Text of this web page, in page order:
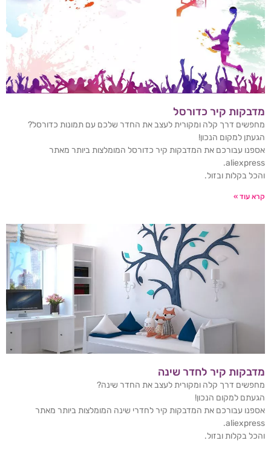
מדבקות קיר כדורסל
מחפשים דרך קלה ומקורית לעצב את החדר שלכם עם תמונות כדורסל?
הגעתן למקום הנכון!
אספנו עבורכם את המדבקות קיר כדורסל המומלצות ביותר מאתר
aliexpress.
והכל בקלות ובזול.
קרא עוד »
מדבקות קיר לחדר שינה
מחפשים דרך קלה ומקורית לעצב את החדר שינה?
הגעתם למקום הנכון!
אספנו עבורכם את המדבקות קיר לחדרי שינה המומלצות ביותר מאתר
aliexpress.
והכל בקלות ובזול.